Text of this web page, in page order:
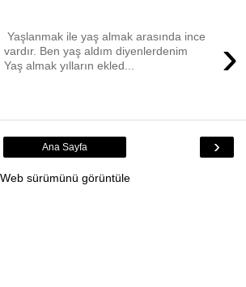
›
ile yaş almak arasında ince
vardır. Ben yaş aldım diyenlerdenim
Yaş almak yılların ekled...
›
Ana Sayfa
Web sürümünü görüntüle